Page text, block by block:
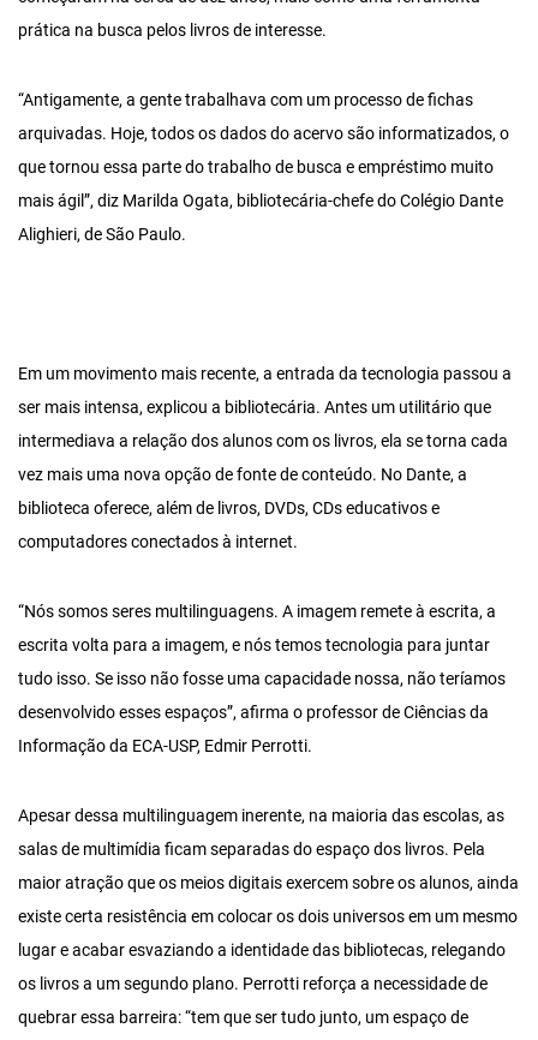
prática na busca pelos livros de interesse.
“Antigamente, a gente trabalhava com um processo de fichas
arquivadas. Hoje, todos os dados do acervo são informatizados, o
que tornou essa parte do trabalho de busca e empréstimo muito
mais ágil”, diz Marilda Ogata, bibliotecária-chefe do Colégio Dante
Alighieri, de São Paulo.
Em um movimento mais recente, a entrada da tecnologia passou a
ser mais intensa, explicou a bibliotecária. Antes um utilitário que
intermediava a relação dos alunos com os livros, ela se torna cada
vez mais uma nova opção de fonte de conteúdo. No Dante, a
biblioteca oferece, além de livros, DVDs, CDs educativos e
computadores conectados à internet.
“Nós somos seres multilinguagens. A imagem remete à escrita, a
escrita volta para a imagem, e nós temos tecnologia para juntar
tudo isso. Se isso não fosse uma capacidade nossa, não teríamos
desenvolvido esses espaços”, afirma o professor de Ciências da
Informação da ECA-USP, Edmir Perrotti.
Apesar dessa multilinguagem inerente, na maioria das escolas, as
salas de multimídia ficam separadas do espaço dos livros. Pela
maior atração que os meios digitais exercem sobre os alunos, ainda
existe certa resistência em colocar os dois universos em um mesmo
lugar e acabar esvaziando a identidade das bibliotecas, relegando
os livros a um segundo plano. Perrotti reforça a necessidade de
quebrar essa barreira: “tem que ser tudo junto, um espaço de